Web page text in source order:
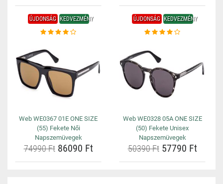
ÚJDONSÁG KEDVEZMÉNY
Web WE0367 01E ONE SIZE
(55) Fekete Női
Napszemüvegek
74990 Ft86090 Ft
ÚJDONSÁG KEDVEZMÉNY
Web WE0328 05A ONE SIZE
(50) Fekete Unisex
Napszemüvegek
50390 Ft57790 Ft